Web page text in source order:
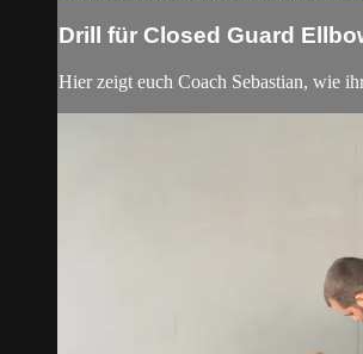
Drill für Closed Guard
Hier zeigt euch Coach Sebastian, wie